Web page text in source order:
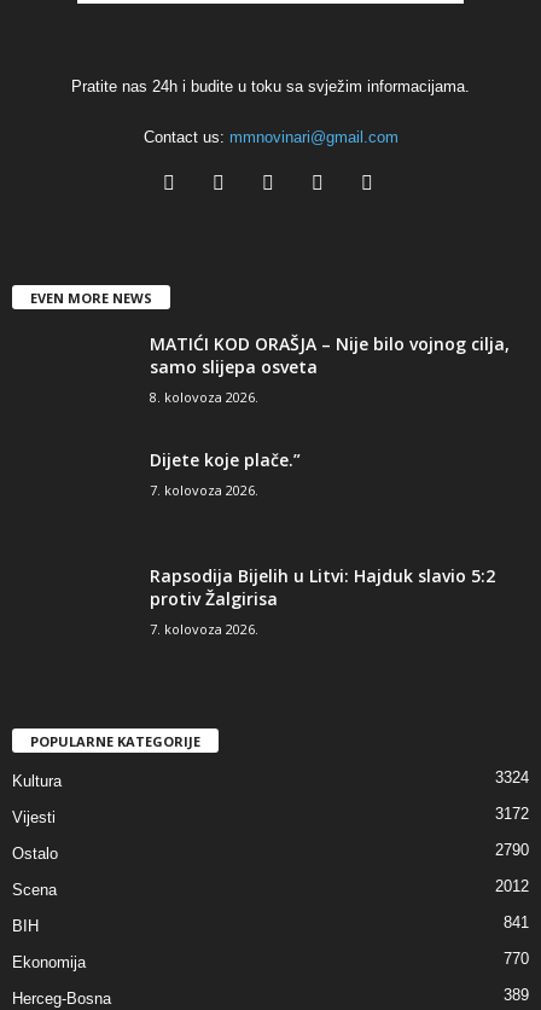
Pratite nas 24h i budite u toku sa svježim informacijama.
Contact us: mmnovinari@gmail.com
EVEN MORE NEWS
MATIĆI KOD ORAŠJA – Nije bilo vojnog cilja,
samo slijepa osveta
8. kolovoza 2026.
Dijete koje plače.”
7. kolovoza 2026.
Rapsodija Bijelih u Litvi: Hajduk slavio 5:2
protiv Žalgirisa
7. kolovoza 2026.
POPULARNE KATEGORIJE
Kultura 3324
Vijesti 3172
Ostalo 2790
Scena 2012
BIH 841
Ekonomija 770
Herceg-Bosna 389